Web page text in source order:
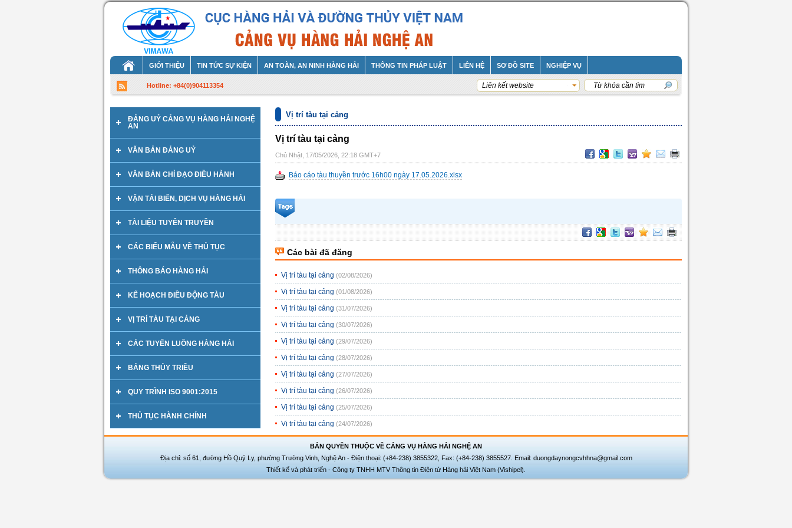
GIỚI THIỆU TIN TỨC SỰ KIỆN AN TOÀN, AN NINH HÀNG HẢI THÔNG TIN PHÁP LUẬT LIÊN HỆ SƠ ĐỒ SITE NGHIỆP VỤ
Hotline: +84(0)904113354 Liên kết website
ĐẢNG UỶ CẢNG VỤ HÀNG HẢI NGHỆ
AN
VĂN BẢN ĐẢNG UỶ
VĂN BẢN CHỈ ĐẠO ĐIỀU HÀNH
VẬN TẢI BIỂN, DỊCH VỤ HÀNG HẢI
TÀI LIỆU TUYÊN TRUYỀN
CÁC BIỂU MẪU VỀ THỦ TỤC
THÔNG BÁO HÀNG HẢI
KẾ HOẠCH ĐIỀU ĐỘNG TÀU
VỊ TRÍ TÀU TẠI CẢNG
CÁC TUYẾN LUỒNG HÀNG HẢI
BẢNG THỦY TRIỀU
QUY TRÌNH ISO 9001:2015
THỦ TỤC HÀNH CHÍNH
Vị trí tàu tại cảng
Vị trí tàu tại cảng
Chủ Nhật, 17/05/2026, 22:18 GMT+7
Báo cáo tàu thuyền trước 16h00 ngày 17.05.2026.xlsx
Các bài đã đăng
Vị trí tàu tại cảng (02/08/2026)
Vị trí tàu tại cảng (01/08/2026)
Vị trí tàu tại cảng (31/07/2026)
Vị trí tàu tại cảng (30/07/2026)
Vị trí tàu tại cảng (29/07/2026)
Vị trí tàu tại cảng (28/07/2026)
Vị trí tàu tại cảng (27/07/2026)
Vị trí tàu tại cảng (26/07/2026)
Vị trí tàu tại cảng (25/07/2026)
Vị trí tàu tại cảng (24/07/2026)
BẢN QUYỀN THUỘC VỀ CẢNG VỤ HÀNG HẢI NGHỆ AN
Địa chỉ: số 61, đường Hồ Quý Ly, phường Trường Vinh, Nghệ An - Điện thoại: (+84-238) 3855322, Fax: (+84-238) 3855527. Email: duongdaynongcvhhna@gmail.com
Thiết kế và phát triển - Công ty TNHH MTV Thông tin Điện tử Hàng hải Việt Nam (Vishipel).